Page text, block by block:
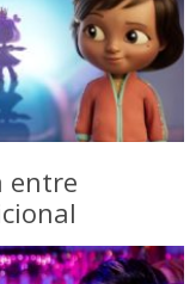
entre